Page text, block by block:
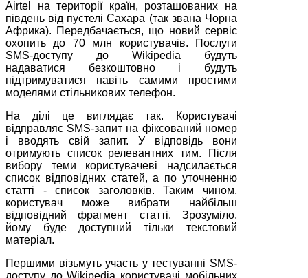
Airtel на території країн, розташованих на
південь від пустелі Сахара (так звана Чорна
Африка). Передбачається, що новий сервіс
охопить до 70 млн користувачів. Послуги
SMS-доступу до Wikipedia будуть
надаватися безкоштовно і будуть
підтримуватися навіть самими простими
моделями стільникових телефон.
На ділі це виглядає так. Користувачі
відправляє SMS-запит на фіксований номер
і вводять свій запит. У відповідь вони
отримують список релевантних тим. Після
вибору теми користувачеві надсилається
список відповідних статей, а по уточненню
статті - список заголовків. Таким чином,
користувач може вибрати найбільш
відповідний фрагмент статті. Зрозуміло,
йому буде доступний тільки текстовий
матеріал.
Першими візьмуть участь у тестуванні SMS-
доступу до Wikipedia користувачі мобільних